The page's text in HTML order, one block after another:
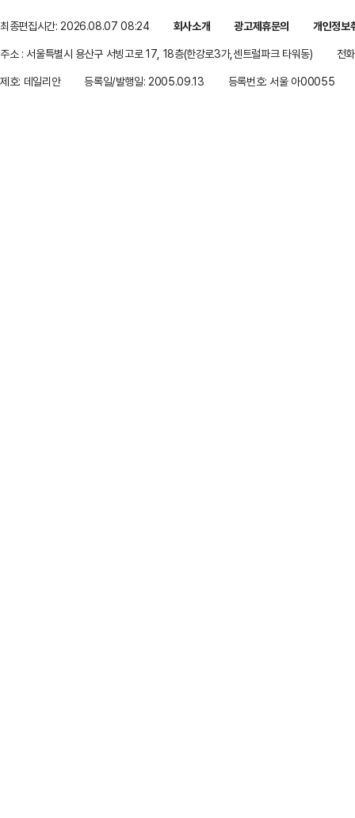
최종편집시간: 2026.08.07 08:24 회사소개 광고제휴문의
개인정보
주소 : 서울특별시 용산구 서빙고로 17, 18층(한강로3가,센트럴파크 타워동)
전
제호: 데일리안
등록일/발행일: 2005.09.13 등록번호: 서울 아00055